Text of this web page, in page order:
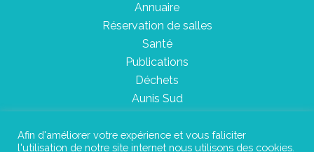
Annuaire
Réservation de salles
Santé
Publications
Déchets
Aunis Sud
Afin d'améliorer votre expérience et vous faliciter
l'utilisation de notre site internet nous utilisons des cookies.